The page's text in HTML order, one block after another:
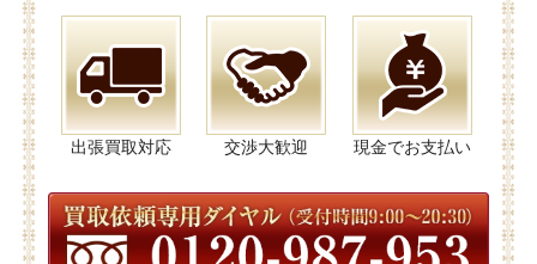
出張買取対応 交渉大歓迎 現金でお支払い